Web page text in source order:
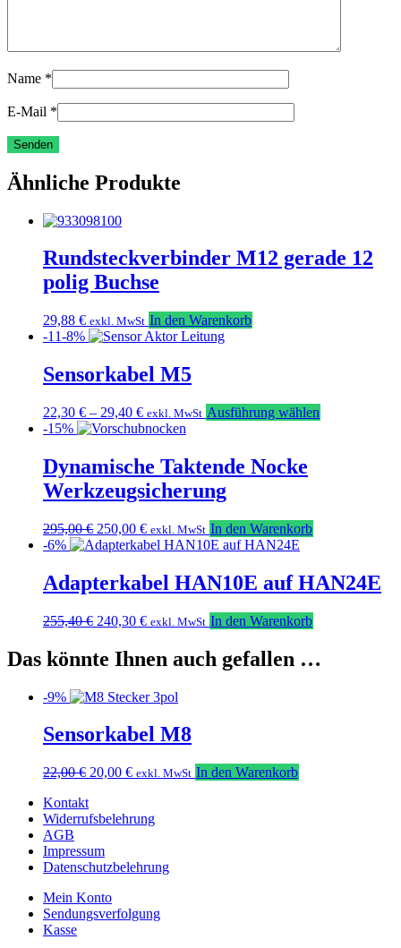
Name *
E-Mail *
Ähnliche Produkte
Rundsteckverbinder M12 gerade 12
polig Buchse
29,88 € exkl. MwSt In den Warenkorb
-11-8%
Sensorkabel M5
22,30 € – 29,40 € exkl. MwSt Ausführung wählen
der
Produktseite
-15%
Dynamische Taktende Nocke
Werkzeugsicherung
295,00€ Ursprünglicher
Preis
295,00 €
250,00 €Aktueller
Preis
250,00 €.
exkl. MwSt In den Warenkorb
-6%
Adapterkabel HAN10E auf HAN24E
255,40€ Ursprünglicher
war:
255,40 €
240,30 €Aktueller
240,30 €.
exkl. MwSt In den Warenkorb
Das könnte Ihnen auch gefallen …
-9%
Sensorkabel M8
22,00€ Ursprünglicher
war:
22,00 €
20,00 €Aktueller
20,00 €.
exkl. MwSt In den Warenkorb
Kontakt
Widerrufsbelehrung
AGB
Impressum
Datenschutzbelehrung
Mein Konto
Sendungsverfolgung
Kasse